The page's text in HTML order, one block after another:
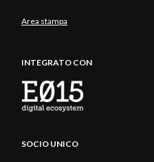
Area stampa
INTEGRATO CON
SOCIO UNICO